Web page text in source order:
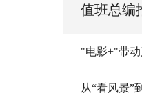
值班总编
"电影+"带
从“看风景